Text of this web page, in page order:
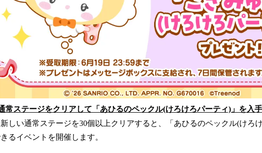
常ステージをクリアして「あひるのペックル(けろけろパーティ)」を入
しい通常ステージを30個以上クリアすると、「あひるのペックル(けろ
るイベントを開催します。